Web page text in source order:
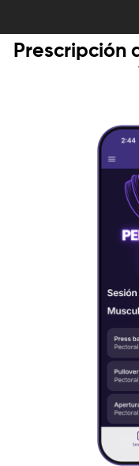
Prescripción